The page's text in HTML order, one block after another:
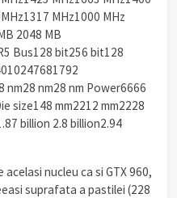
MHz1000 MHz
2048 MB
Bus128 bit256 bit128
nm28 nm28 nm Power6666
size148 mm2212 mm2228
billion 2.8 billion2.94
nucleu ca si GTX 960,
suprafata a pastilei (228